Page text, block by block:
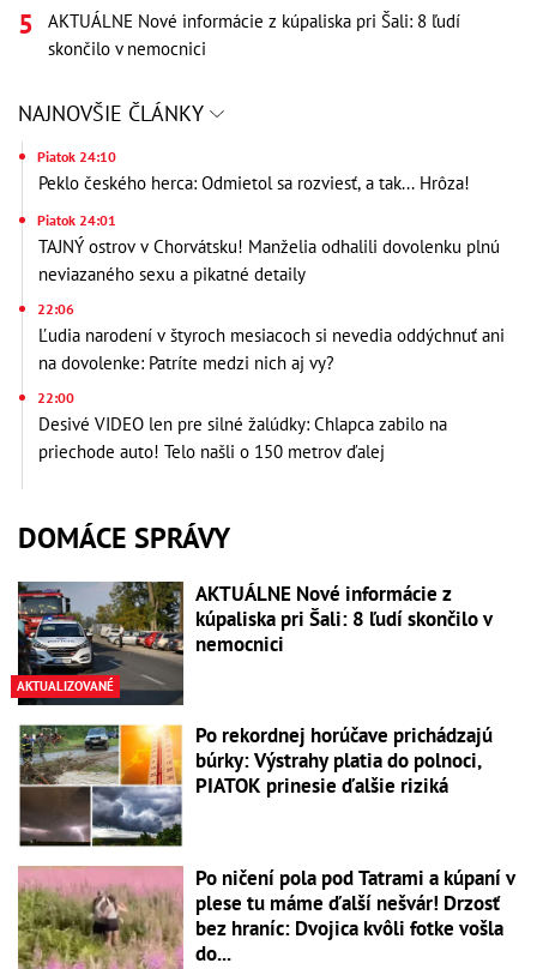
AKTUÁLNE Nové informácie z kúpaliska pri Šali: 8 ľudí
skončilo v nemocnici
NAJNOVŠIE ČLÁNKY
Piatok 24:10
Peklo českého herca: Odmietol sa rozviesť, a tak... Hrôza!
Piatok 24:01
TAJNÝ ostrov v Chorvátsku! Manželia odhalili dovolenku plnú
neviazaného sexu a pikatné detaily
22:06
Ľudia narodení v štyroch mesiacoch si nevedia oddýchnuť ani
na dovolenke: Patríte medzi nich aj vy?
22:00
Desivé VIDEO len pre silné žalúdky: Chlapca zabilo na
priechode auto! Telo našli o 150 metrov ďalej
DOMÁCE SPRÁVY
AKTUALIZOVANÉ
AKTUÁLNE Nové informácie z
kúpaliska pri Šali: 8 ľudí skončilo v
nemocnici
Po rekordnej horúčave prichádzajú
búrky: Výstrahy platia do polnoci,
PIATOK prinesie ďalšie riziká
Po ničení pola pod Tatrami a kúpaní v
plese tu máme ďalší nešvár! Drzosť
bez hraníc: Dvojica kvôli fotke vošla
do...